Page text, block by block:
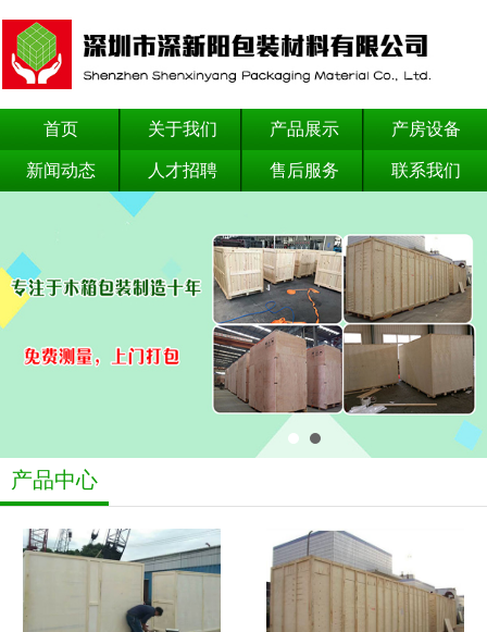
首页 关于我们 产品展示 产房设备
新闻动态 人才招聘 售后服务 联系我们
产品中心